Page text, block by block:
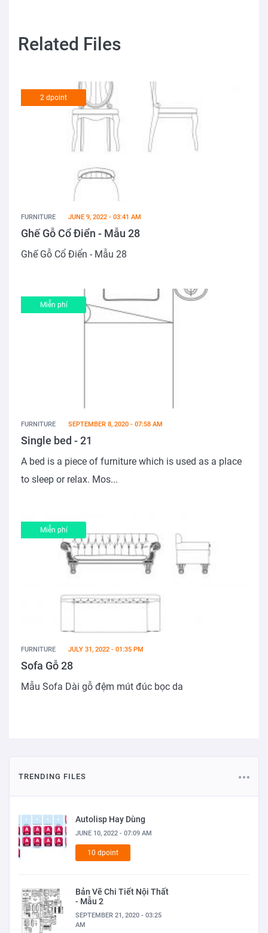
Related Files
2 dpoint
FURNITURE JUNE 9, 2022 - 03:41 AM
Ghế Gỗ Cổ Điển - Mẫu 28
Ghế Gỗ Cổ Điển - Mẫu 28
Miễn phí
FURNITURE SEPTEMBER 8, 2020 - 07:58 AM
Single bed - 21
A bed is a piece of furniture which is used as a place
to sleep or relax. Mos...
Miễn phí
FURNITURE JULY 31, 2022 - 01:35 PM
Sofa Gỗ 28
Mẫu Sofa Dài gỗ đệm mút đúc bọc da
TRENDING FILES
Autolisp Hay Dùng
JUNE 10, 2022 - 07:09 AM
10 dpoint
Bản Vẽ Chi Tiết Nội Thất
- Mẫu 2
SEPTEMBER 21, 2020 - 03:25
AM